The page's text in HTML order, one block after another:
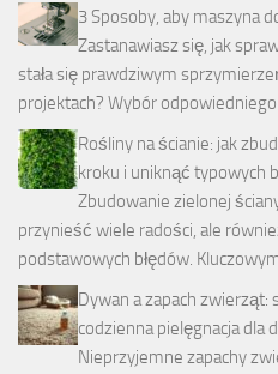
3 Sposoby, aby maszyna
Zastanawiasz się, jak
stała się prawdziwym
projektach? Wybór
Rośliny na ścianie: jak
kroku i uniknąć typowych
Zbudowanie zielonej
przynieść wiele radości, ale
podstawowych błędów.
Dywan a zapach
codzienna pielęgnacja dla
Nieprzyjemne zapachy